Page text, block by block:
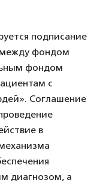
подписание
между фондом
фондом
с
Соглашение
в
диагнозом, а